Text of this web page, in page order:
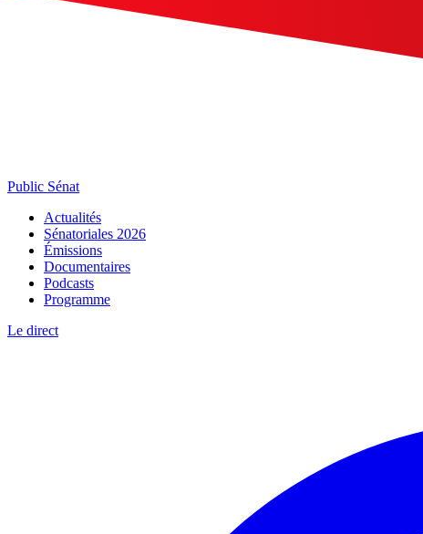
Public Sénat
Actualités
Sénatoriales 2026
Émissions
Documentaires
Podcasts
Programme
Le direct